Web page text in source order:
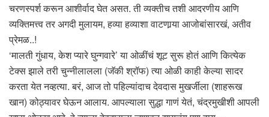
चरणस्पर्श करून आशीर्वाद घेत असत. ती व्यक्तीच तशी आदरणीय आणि
व्यक्तिमत्त्व तर अगदी मुलायम, हव्या हव्याशा वाटणार्‍या आजोबांसारखं, अतीव
प्रेमळ..!
‘मालती गुंधाय, केश प्यारे घुन्गवारे’ या ओळींचं शूट सुरू होतं आणि कित्येक
टेक्स झाले तरी चुन्नीलालला (जॅकी श्रॉफ) त्या ओळी काही केल्या सादर
करता येत नव्हत्या. बरं, आज तो पहिल्यांदाच देवदास मुखर्जीला (शाहरूख
खान) कोठ्यावर घेऊन आलाय. आपल्याला सुद्धा गाणं येतं, चंद्रमुखीशी आपली